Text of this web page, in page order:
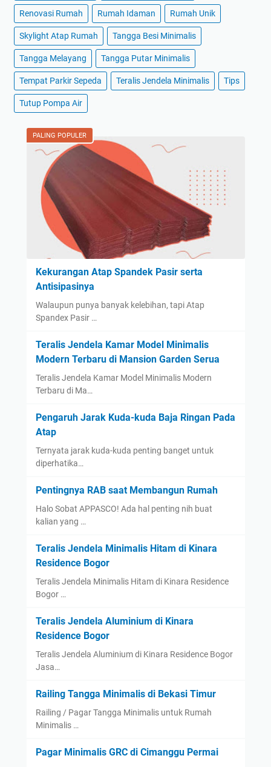
Renovasi Rumah Rumah Idaman Rumah Unik
Skylight Atap Rumah Tangga Besi Minimalis
Tangga Melayang Tangga Putar Minimalis
Tempat Parkir Sepeda Teralis Jendela Minimalis Tips
Tutup Pompa Air
PALING POPULER
Kekurangan Atap Spandek Pasir serta
Antisipasinya
Walaupun punya banyak kelebihan, tapi Atap
Spandex Pasir …
Teralis Jendela Kamar Model Minimalis
Modern Terbaru di Mansion Garden Serua
Teralis Jendela Kamar Model Minimalis Modern
Terbaru di Ma…
Pengaruh Jarak Kuda-kuda Baja Ringan Pada
Atap
Ternyata jarak kuda-kuda penting banget untuk
diperhatika…
Pentingnya RAB saat Membangun Rumah
Halo Sobat APPASCO! Ada hal penting nih buat
kalian yang …
Teralis Jendela Minimalis Hitam di Kinara
Residence Bogor
Teralis Jendela Minimalis Hitam di Kinara Residence
Bogor …
Teralis Jendela Aluminium di Kinara
Residence Bogor
Teralis Jendela Aluminium di Kinara Residence Bogor
Jasa…
Railing Tangga Minimalis di Bekasi Timur
Railing / Pagar Tangga Minimalis untuk Rumah
Minimalis …
Pagar Minimalis GRC di Cimanggu Permai